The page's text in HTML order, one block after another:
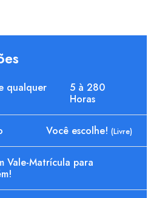
qualquer
5 à 280
Horas
Você escolhe! (Livre)
Vale-Matrícula para